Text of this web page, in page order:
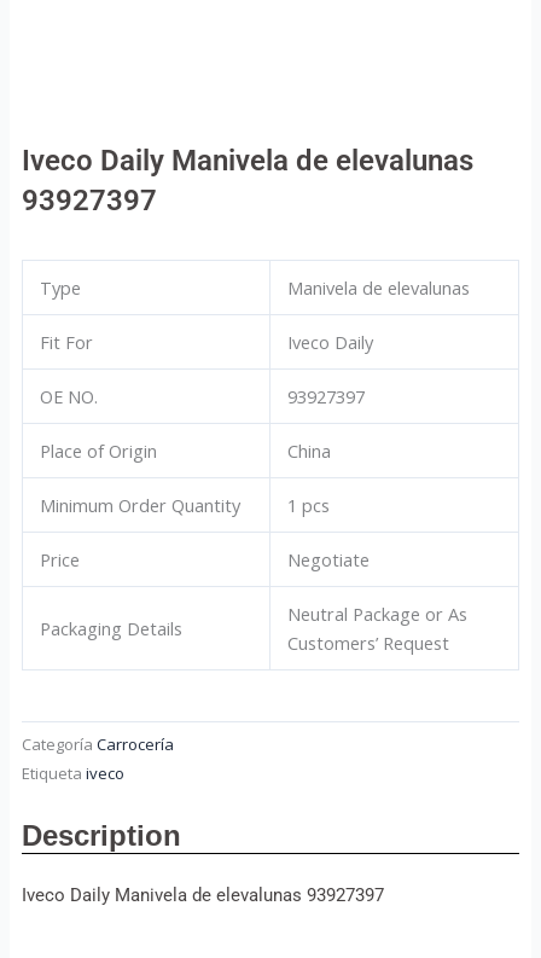
Iveco Daily Manivela de elevalunas
93927397
Type Manivela de elevalunas
Fit For Iveco Daily
OE NO. 93927397
Place of Origin China
Minimum Order Quantity 1 pcs
Price Negotiate
Packaging Details
Neutral Package or As
Customers’ Request
Categoría Carrocería
Etiqueta iveco
Description
Iveco Daily Manivela de elevalunas 93927397